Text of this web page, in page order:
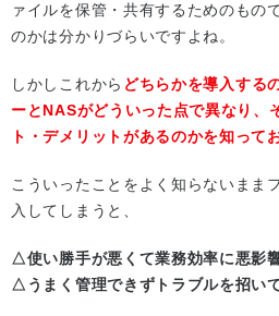
ァイルを保管・共有するためのもの
のかは分かりづらいですよね。
しかしこれから どちらかを導入する
ーとNASがどういった点で異なり、
ト・デメリットがあるのかを知って
こういったことをよく知らないまま
入してしまうと、
△使い勝手が悪くて業務効率に悪影
△うまく管理できずトラブルを招い